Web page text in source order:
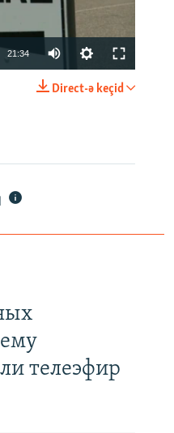
21:34
Direct-ə keçid
телеэфир